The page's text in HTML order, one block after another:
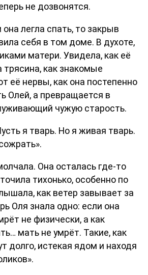
не дозвонятся.
легла спать, то закрыв
себя в том доме. В духоте,
матери. Увидела, как её
трясина, как знакомые
её нервы, как она постепенно
Олей, а превращается в
чужую старость.
я тварь. Но я живая тварь.
Она осталась где-то
тихонько, особенно по
как ветер завывает за
Оля знала одно: если она
не физически, а как
мать не умрёт. Такие, как
долго, истекая ядом и находя